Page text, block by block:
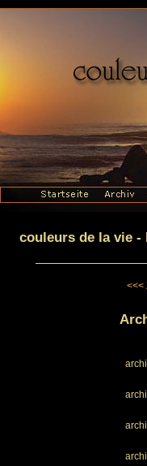
couleurs de la vie
<<<